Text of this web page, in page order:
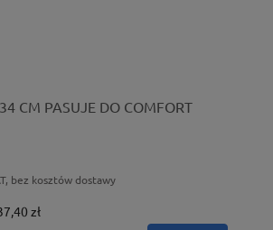
CM PASUJE DO COMFORT
bez kosztów dostawy
zł